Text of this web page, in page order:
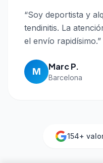
“Soy deportista y
tendinitis. La
el envío rapidísimo.”
M Marc P.
Barcelona
154+